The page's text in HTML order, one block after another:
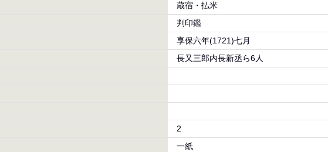
蔵宿・払米
判印鑑
享保六年(1721)七月
長又三郎内長新丞ら6人
2
一紙